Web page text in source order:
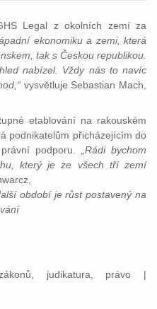
Legal z okolních zemí za
ekonomiku a zemi, která
tak s Českou republikou.
nabízel. Vždy nás to navíc
vysvětluje Sebastian Mach,
etablování na rakouském
podnikatelům přicházejícím do
podporu.
„Rádi bychom
který je ze všech tří zemí
období je růst postavený na
judikatura, právo |